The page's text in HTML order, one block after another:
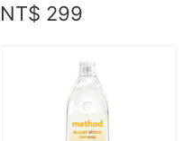
NT$ 299